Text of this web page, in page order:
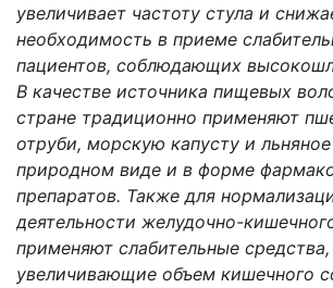
увеличивает частоту стула и
необходимость в приеме
пациентов, соблюдающих
В качестве источника пищевых
стране традиционно применяют
отруби, морскую капусту и
природном виде и в форме
препаратов. Также для
деятельности желудочно-
применяют слабительные средства,
увеличивающие объем кишечного